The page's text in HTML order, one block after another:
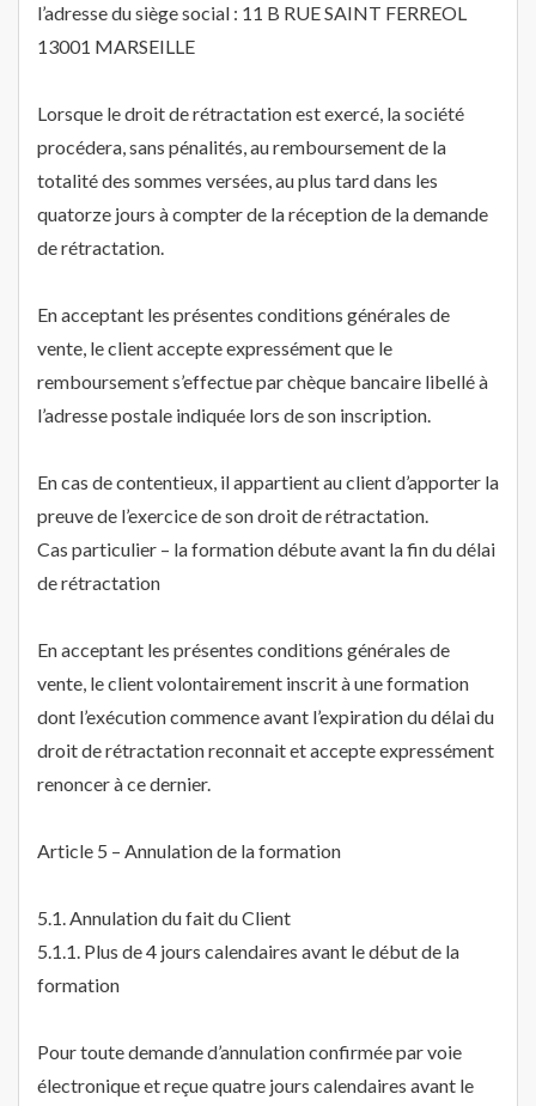
l’adresse du siège social : 11 B RUE SAINT FERREOL
13001 MARSEILLE
Lorsque le droit de rétractation est exercé, la société
procédera, sans pénalités, au remboursement de la
totalité des sommes versées, au plus tard dans les
quatorze jours à compter de la réception de la demande
de rétractation.
En acceptant les présentes conditions générales de
vente, le client accepte expressément que le
remboursement s’effectue par chèque bancaire libellé à
l’adresse postale indiquée lors de son inscription.
En cas de contentieux, il appartient au client d’apporter la
preuve de l’exercice de son droit de rétractation.
Cas particulier – la formation débute avant la fin du délai
de rétractation
En acceptant les présentes conditions générales de
vente, le client volontairement inscrit à une formation
dont l’exécution commence avant l’expiration du délai du
droit de rétractation reconnait et accepte expressément
renoncer à ce dernier.
Article 5 – Annulation de la formation
5.1. Annulation du fait du Client
5.1.1. Plus de 4 jours calendaires avant le début de la
formation
Pour toute demande d’annulation confirmée par voie
électronique et reçue quatre jours calendaires avant le